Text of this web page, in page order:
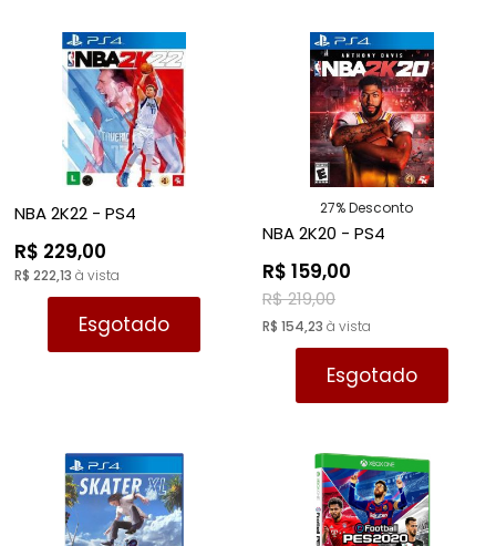
NBA 2K22 - PS4
R$ 229,00
R$ 222,13 à vista
Esgotado
27% Desconto
NBA 2K20 - PS4
R$ 159,00
R$ 219,00
R$ 154,23 à vista
Esgotado